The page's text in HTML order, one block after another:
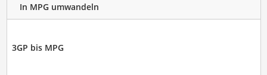
In MPG umwandeln
3GP bis MPG